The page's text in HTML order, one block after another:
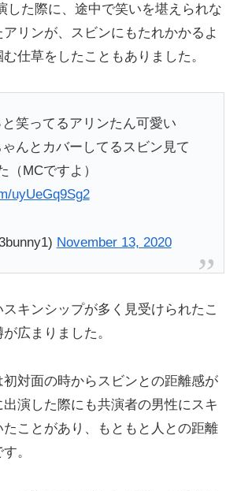
した際に、途中で笑いを堪えられな
アリンが、スビンにもたれかかるよ
仕草をしたこともありました。
笑ってるアリンたん可愛い
んとカバーしてるスビン見て
（MCですよ）
uyUeGq9Sg2
November 13, 2020
キンシップが多く見受けられたこ
広まりました。
初対面の時からスビンとの距離感が
演した際にも共演者の男性にスキ
たことがあり、もともと人との距離
。